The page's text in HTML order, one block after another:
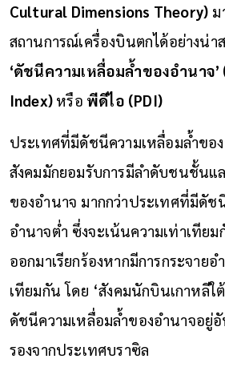
Cultural Dimensions Theory) ม
สถานการณ์เครื่องบินตกได้อย่างน่า
‘ดัชนีความเหลื่อมล้ำของอำนาจ’
Index) หรือ พีดีไอ (PDI)
ประเทศที่มีดัชนีความเหลื่อมล้ำขอ
สังคมมักยอมรับการมีลำดับชนชั้นแ
ของอำนาจ มากกว่าประเทศที่มีดัช
อำนาจต่ำ ซึ่งจะเน้นความเท่าเทีย
ออกมาเรียกร้องหากมีการกระจายอ
เทียมกัน โดย ‘สังคมนักบินเกาหลีใ
ดัชนีความเหลื่อมล้ำของอำนาจอยู่
รองจากประเทศบราซิล